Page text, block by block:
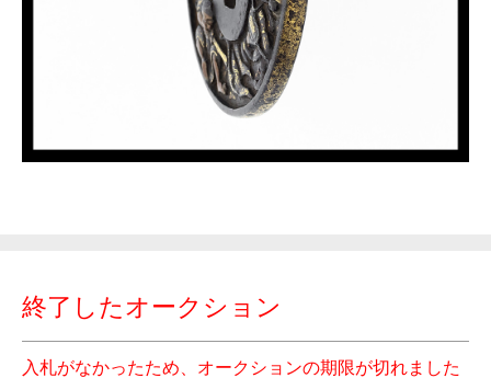
終了したオークション
入札がなかったため、オークションの期限が切れました